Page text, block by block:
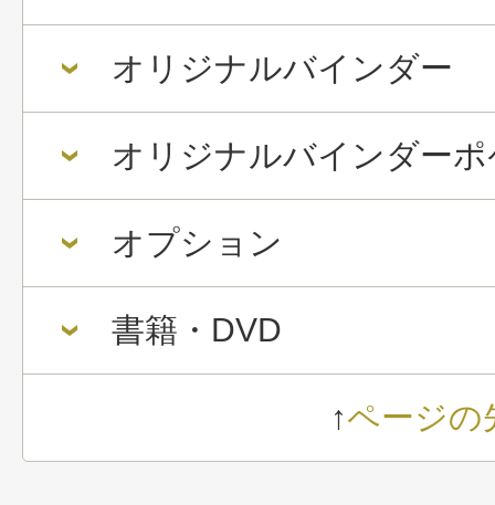
オリジナルバインダー
オリジナルバインダー
オプション
書籍・DVD
↑ページの